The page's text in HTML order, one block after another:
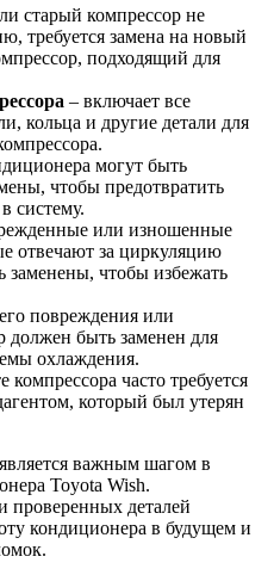
старый компрессор не
требуется замена на новый
подходящий для
– включает все
кольца и другие детали для
могут быть
чтобы предотвратить
систему.
или изношенные
отвечают за циркуляцию
заменены, чтобы избежать
повреждения или
должен быть заменен для
охлаждения.
компрессора часто требуется
который был утерян
важным шагом в
Toyota Wish.
проверенных деталей
кондиционера в будущем и